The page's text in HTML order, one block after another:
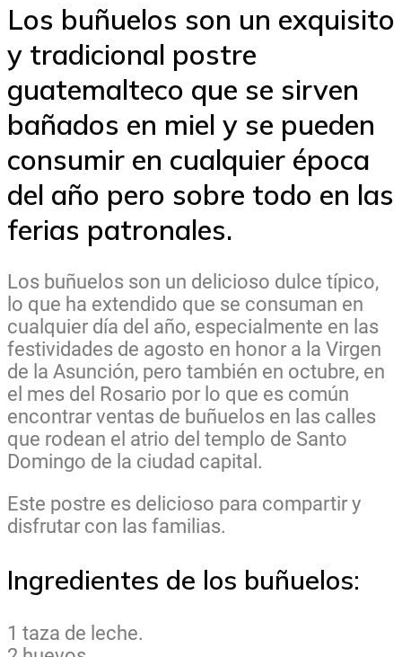
Los buñuelos son un exquisito
y tradicional postre
guatemalteco que se sirven
bañados en miel y se pueden
consumir en cualquier época
del año pero sobre todo en las
ferias patronales.
Los buñuelos son un delicioso dulce típico,
lo que ha extendido que se consuman en
cualquier día del año, especialmente en las
festividades de agosto en honor a la Virgen
de la Asunción, pero también en octubre, en
el mes del Rosario por lo que es común
encontrar ventas de buñuelos en las calles
que rodean el atrio del templo de Santo
Domingo de la ciudad capital.
Este postre es delicioso para compartir y
disfrutar con las familias.
Ingredientes de los buñuelos:
1 taza de leche.